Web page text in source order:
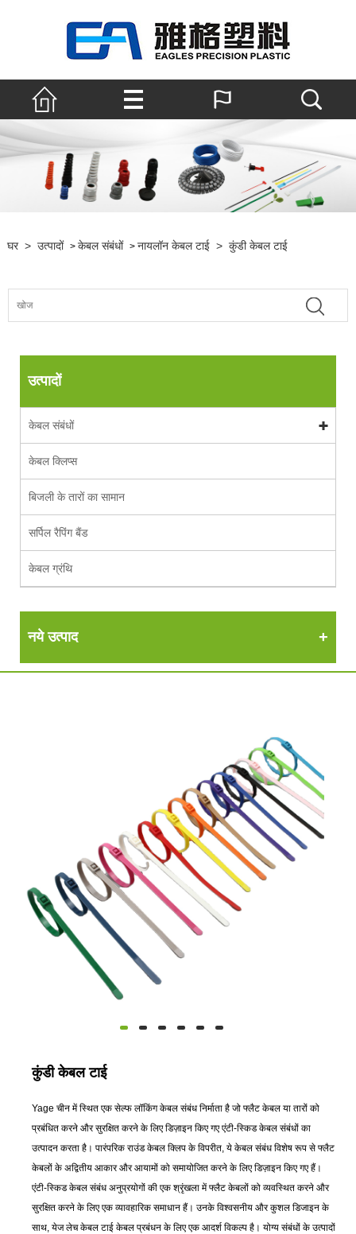
घर > उत्पादों > केबल संबंधों > नायलॉन केबल टाई > कुंडी केबल टाई
उत्पादों
केबल संबंधों
केबल क्लिप्स
बिजली के तारों का सामान
सर्पिल रैपिंग बैंड
केबल ग्रंथि
नये उत्पाद
कुंडी केबल टाई
Yage चीन में स्थित एक सेल्फ लॉकिंग केबल संबंध निर्माता है जो फ्लैट केबल या तारों को
प्रबंधित करने और सुरक्षित करने के लिए डिज़ाइन किए गए एंटी-स्किड केबल संबंधों का
उत्पादन करता है। पारंपरिक राउंड केबल क्लिप के विपरीत, ये केबल संबंध विशेष रूप से फ्लैट
केबलों के अद्वितीय आकार और आयामों को समायोजित करने के लिए डिज़ाइन किए गए हैं।
एंटी-स्किड केबल संबंध अनुप्रयोगों की एक श्रृंखला में फ्लैट केबलों को व्यवस्थित करने और
सुरक्षित करने के लिए एक व्यावहारिक समाधान हैं। उनके विश्वसनीय और कुशल डिजाइन के
साथ, येज लेच केबल टाई केबल प्रबंधन के लिए एक आदर्श विकल्प है। योग्य संबंधों के उत्पादों